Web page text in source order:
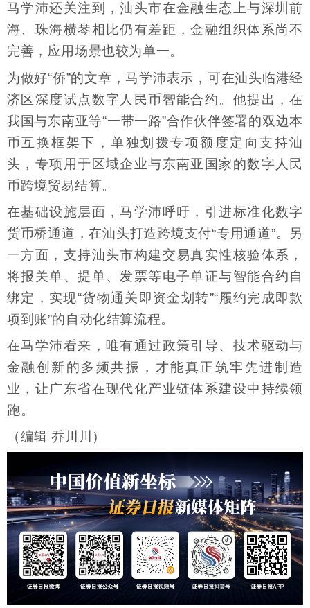
马学沛还关注到，汕头市在金融生态上与深圳前
海、珠海横琴相比仍有差距，金融组织体系尚不
完善，应用场景也较为单一。
为做好“侨”的文章，马学沛表示，可在汕头临港经
济区深度试点数字人民币智能合约。他提出，在
我国与东南亚等“一带一路”合作伙伴签署的双边本
币互换框架下，单独划拨专项额度定向支持汕
头，专项用于区域企业与东南亚国家的数字人民
币跨境贸易结算。
在基础设施层面，马学沛呼吁，引进标准化数字
货币桥通道，在汕头打造跨境支付“专用通道”。另
一方面，支持汕头市构建交易真实性核验体系，
将报关单、提单、发票等电子单证与智能合约自
绑定，实现“货物通关即资金划转”“履约完成即款
项到账”的自动化结算流程。
在马学沛看来，唯有通过政策引导、技术驱动与
金融创新的多频共振，才能真正筑牢先进制造
业，让广东省在现代化产业链体系建设中持续领
跑。
（编辑 乔川川）